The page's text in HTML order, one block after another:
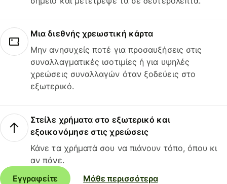
Μια διεθνής χρεωστική κάρτα
Μην ανησυχείς ποτέ για προσαυξήσεις στις
συναλλαγματικές ισοτιμίες ή για υψηλές
χρεώσεις συναλλαγών όταν ξοδεύεις στο
εξωτερικό.
Στείλε χρήματα στο εξωτερικό και
εξοικονόμησε στις χρεώσεις
Κάνε τα χρήματά σου να πιάνουν τόπο, όπου κι
αν πάνε.
Εγγραφείτε
Μάθε περισσότερα